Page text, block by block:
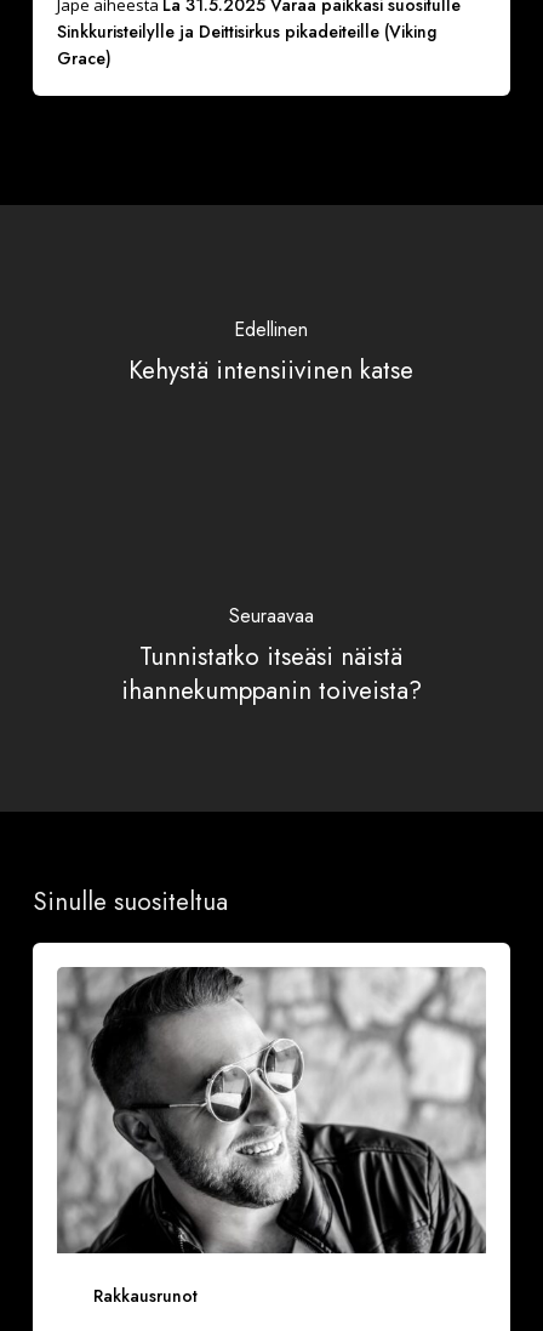
Jape aiheesta La 31.5.2025 Varaa paikkasi suositulle
Sinkkuristeilylle ja Deittisirkus pikadeiteille (Viking
Grace)
Edellinen
Kehystä intensiivinen katse
Seuraavaa
Tunnistatko itseäsi näistä
ihannekumppanin toiveista?
Sinulle suositeltua
Rakkausrunot
iloa